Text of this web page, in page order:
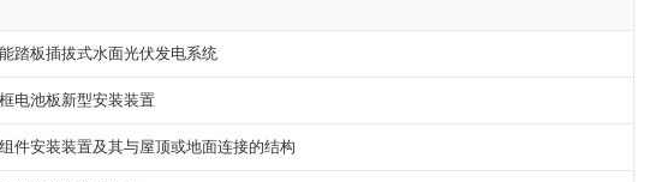
踏板插拔式水面光伏发电系统
电池板新型安装装置
件安装装置及其与屋顶或地面连接的结构